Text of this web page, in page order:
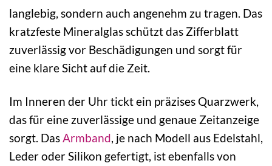
langlebig, sondern auch angenehm zu tragen. Das
kratzfeste Mineralglas schützt das Zifferblatt
zuverlässig vor Beschädigungen und sorgt für
eine klare Sicht auf die Zeit.
Im Inneren der Uhr tickt ein präzises Quarzwerk,
das für eine zuverlässige und genaue Zeitanzeige
sorgt. DasArmband, je nach Modell aus Edelstahl,
Leder oder Silikon gefertigt, ist ebenfalls von